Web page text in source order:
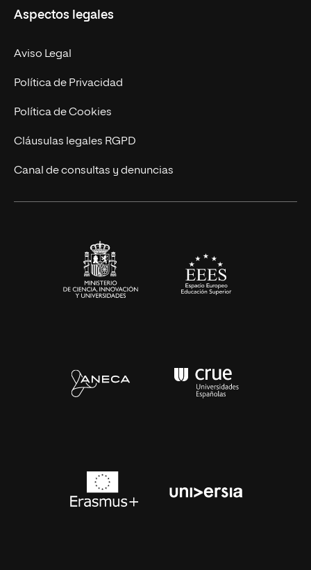
Empresa
MBA
Marketing y Comunicación
Ingeniería
Diseño
Ciencias de la Salud
Nuestro Equipo
Contacto
Aspectos legales
Aviso Legal
Política de Privacidad
Política de Cookies
Cláusulas legales RGPD
Canal de consultas y denuncias